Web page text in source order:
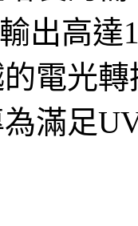
出高
電光
滿足